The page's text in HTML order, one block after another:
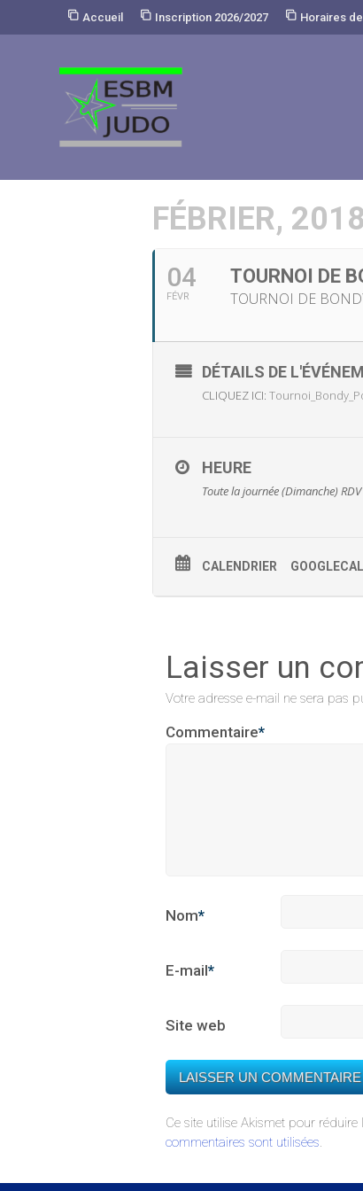
Accueil Inscription 2026/2027 Horaires
FÉBRIER, 2018
04
FÉVR
TOURNOI DE
TOURNOI DE
DÉTAILS DE
CLIQUEZ ICI:
HEURE
Toute la journée (Dimanche)
CALENDRIER GOOGLECAL
Laisser un
Votre adresse e-mail ne sera pas
Commentaire*
Nom*
E-mail*
Site web
Ce site utilise Akismet pour réduire
commentaires sont utilisées.